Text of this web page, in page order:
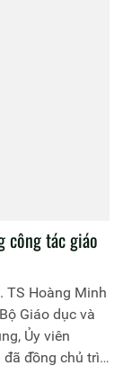
công tác giáo
TS Hoàng Minh
Giáo dục và
Ủy viên
đồng chủ trì